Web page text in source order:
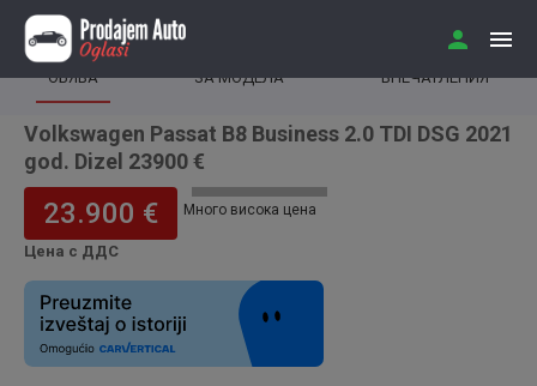
ОБЯВА ЗА МОДЕЛА ВПЕЧАТЛЕНИЯ
Volkswagen Passat B8 Business 2.0 TDI DSG 2021
god. Dizel 23900 €
23.900 €
Цена с ДДС
Много висока цена